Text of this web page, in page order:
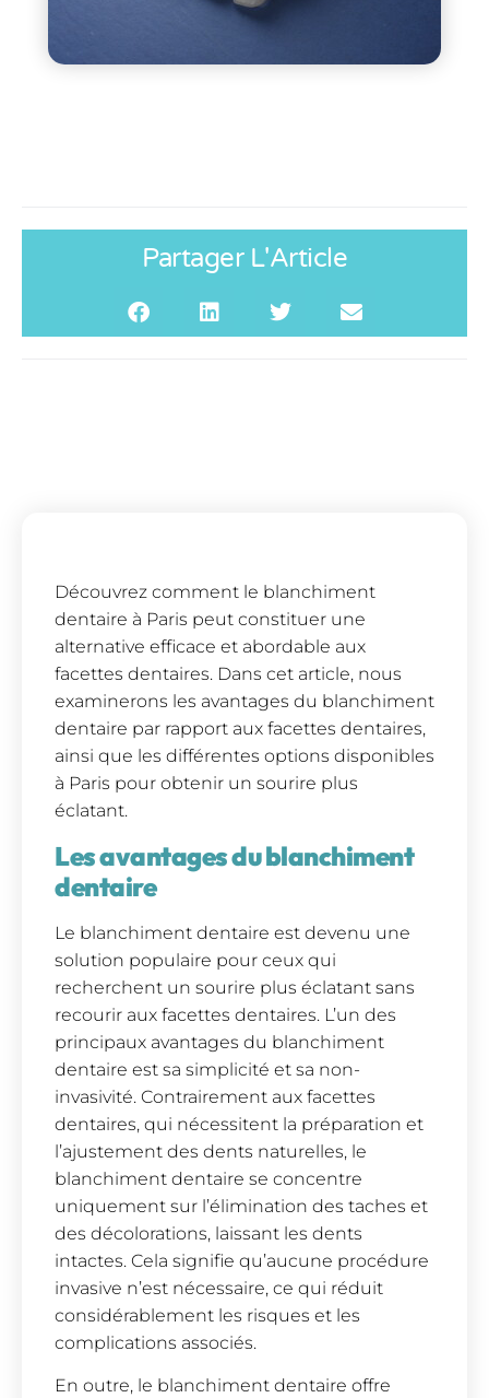
Partager L'Article
Découvrez comment le blanchiment
dentaire à Paris peut constituer une
alternative efficace et abordable aux
facettes dentaires. Dans cet article, nous
examinerons les avantages du blanchiment
dentaire par rapport aux facettes dentaires,
ainsi que les différentes options disponibles
à Paris pour obtenir un sourire plus
éclatant.
Les avantages du blanchiment
dentaire
Le blanchiment dentaire est devenu une
solution populaire pour ceux qui
recherchent un sourire plus éclatant sans
recourir aux facettes dentaires. L’un des
principaux avantages du blanchiment
dentaire est sa simplicité et sa non-
invasivité. Contrairement aux facettes
dentaires, qui nécessitent la préparation et
l’ajustement des dents naturelles, le
blanchiment dentaire se concentre
uniquement sur l’élimination des taches et
des décolorations, laissant les dents
intactes. Cela signifie qu’aucune procédure
invasive n’est nécessaire, ce qui réduit
considérablement les risques et les
complications associés.
En outre, le blanchiment dentaire offre